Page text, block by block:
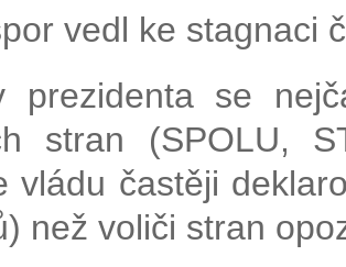
vedl ke stagnaci
prezidenta se
stran (SPOLU,
vládu častěji
než voliči stran